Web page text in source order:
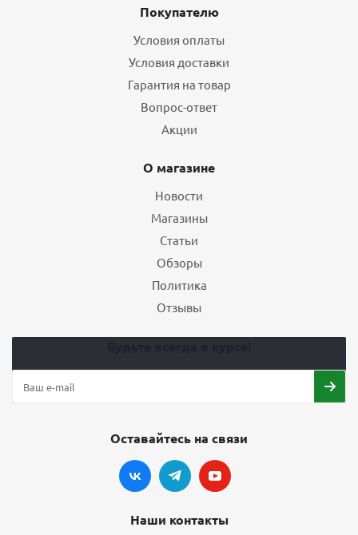
Покупателю
Условия оплаты
Условия доставки
Гарантия на товар
Вопрос-ответ
Акции
О магазине
Новости
Магазины
Статьи
Обзоры
Политика
Отзывы
Оставайтесь на связи
Наши контакты